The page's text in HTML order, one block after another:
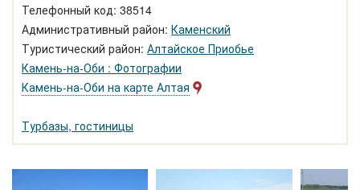
Телефонный код: 38514
Административный район: Каменский
Туристический район: Алтайское Приобье
Камень-на-Оби : Фотографии
Камень-на-Оби на карте Алтая
Турбазы, гостиницы